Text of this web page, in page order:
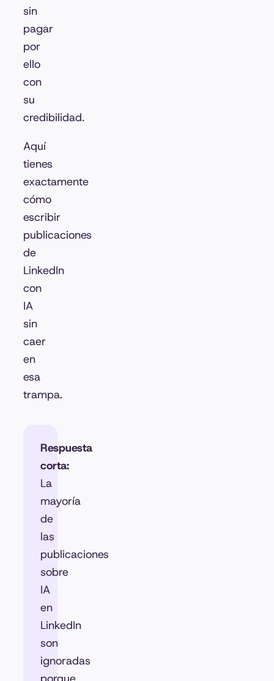
sin
pagar
por
ello
con
su
credibilidad.
Aquí
tienes
exactamente
cómo
escribir
publicaciones
de
LinkedIn
con
IA
sin
caer
en
esa
trampa.
Respuesta
corta:
La
mayoría
de
las
publicaciones
sobre
IA
en
LinkedIn
son
ignoradas